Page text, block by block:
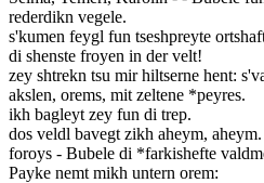
rederdikn vegele.
s'kumen feygl fun tseshpreyte
di shenste froyen in der velt!
zey shtrekn tsu mir hiltserne hent:
akslen, orems, mit zeltene *peyres.
ikh bagleyt zey fun di trep.
dos veldl bavegt zikh aheym, aheym.
foroys - Bubele di *farkishefte
Payke nemt mikh untern orem: